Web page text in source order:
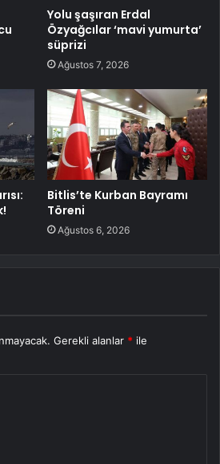
Yolu şaşıran Erdal
Özyağcılar ‘mavi yumurta’
süprizi
Ağustos 7, 2026
Bitlis’te Kurban Bayramı
Töreni
Ağustos 6, 2026
Gerekli alanlar * ile